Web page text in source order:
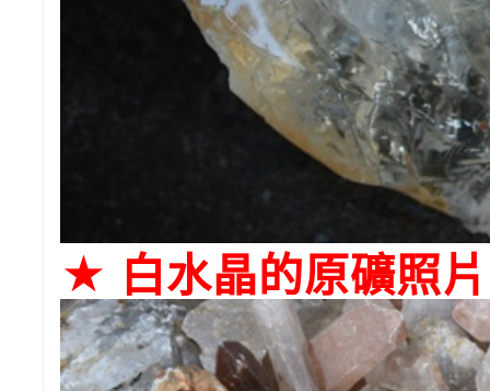
★ 白水晶的原礦照片